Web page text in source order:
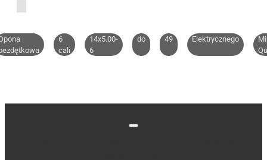
6
cali
14x5.00-
6
do 49 Elektrycznego